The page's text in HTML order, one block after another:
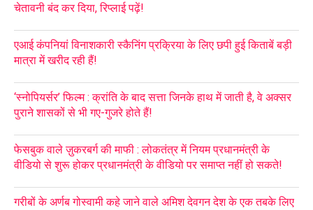
चेतावनी बंद कर दिया, रिप्लाई पढ़ें!
एआई कंपनियां विनाशकारी स्कैनिंग प्रक्रिया के लिए छपी हुई किताबें बड़ी
मात्रा में खरीद रही हैं!
‘स्नोपियर्सर’ फिल्म : क्रांति के बाद सत्ता जिनके हाथ में जाती है, वे अक्सर
पुराने शासकों से भी गए-गुजरे होते हैं!
फेसबुक वाले ज़ुकरबर्ग की माफी : लोकतंत्र में नियम प्रधानमंत्री के
वीडियो से शुरू होकर प्रधानमंत्री के वीडियो पर समाप्त नहीं हो सकते!
गरीबों के अर्णब गोस्वामी कहे जाने वाले अमिश देवगन देश के एक तबके लिए